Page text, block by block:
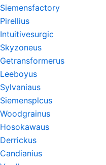
Siemensfactory
Pirellius
Intuitivesurgic
Skyzoneus
Getransformerus
Leeboyus
Sylvaniaus
Siemensplcus
Woodgrainus
Hosokawaus
Derrickus
Candianius